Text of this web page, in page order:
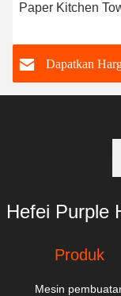
Paper Kitchen
Memulai Pabrik
Paper Baru
Dapatkan
Hefei Purple
Produk
Mesin